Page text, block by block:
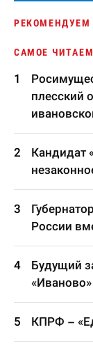
РЕКОМЕНДУЕМ
САМОЕ
плесский
Кандидат
России
Будущий
КПРФ –